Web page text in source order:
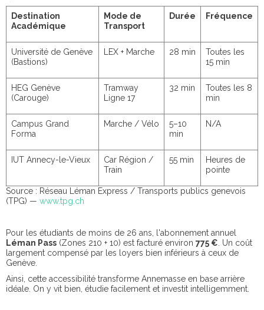
Destination
Académique
Mode de
Transport
Durée Fréquence
Université de Genève
(Bastions)
LEX + Marche 28 min
Toutes les
15 min
HEG Genève
(Carouge)
Tramway
Ligne 17
32 min
Toutes les 8
min
Campus Grand
Forma
Marche / Vélo
5–10
min
N/A
IUT Annecy-le-Vieux
Car Région /
Train
55 min
Heures de
pointe
Source : Réseau Léman Express / Transports publics genevois
(TPG) — www.tpg.ch
Pour les étudiants de moins de 26 ans, l'abonnement annuel
Léman Pass (Zones 210 + 10) est facturé environ 775 € . Un coût
largement compensé par les loyers bien inférieurs à ceux de
Genève.
Ainsi, cette accessibilité transforme Annemasse en base arrière
idéale. On y vit bien, étudie facilement et investit intelligemment.